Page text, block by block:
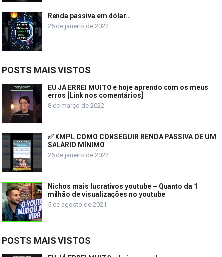
Renda passiva em dólar…
25 de janeiro de 2022
POSTS MAIS VISTOS
EU JÁ ERREI MUITO e hoje aprendo com os meus
erros [Link nos comentários]
8 de março de 2022
✅ XMPL COMO CONSEGUIR RENDA PASSIVA DE UM
SALÁRIO MÍNIMO
26 de janeiro de 2022
Nichos mais lucrativos youtube – Quanto da 1
milhão de visualizações no youtube
5 de agosto de 2021
POSTS MAIS VISTOS